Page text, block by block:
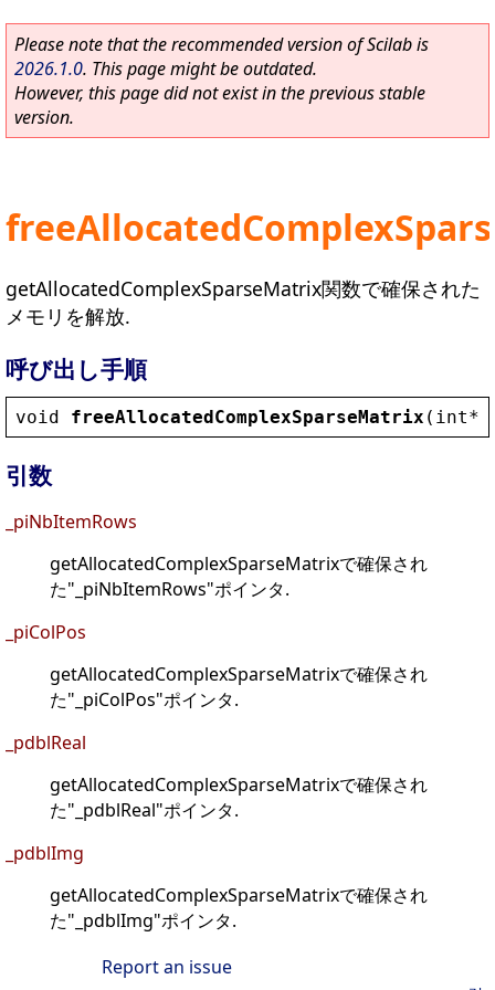
Please note that the recommended version of Scilab is
2026.1.0. This page might be outdated.
However, this page did not exist in the previous stable
version.
getAllocatedComplexSparseMatrix関数で確保された
メモリを解放.
呼び出し手順
void freeAllocatedComplexSparseMatrix ( int*
引数
_piNbItemRows
getAllocatedComplexSparseMatrixで確保され
た"_piNbItemRows"ポインタ.
_piColPos
getAllocatedComplexSparseMatrixで確保され
た"_piColPos"ポインタ.
_pdblReal
getAllocatedComplexSparseMatrixで確保され
た"_pdblReal"ポインタ.
_pdblImg
getAllocatedComplexSparseMatrixで確保され
た"_pdblImg"ポインタ.
Report an issue